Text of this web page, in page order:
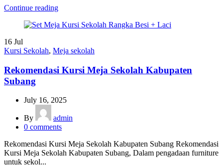
Continue reading
16 Jul
Kursi Sekolah, Meja sekolah
Rekomendasi Kursi Meja Sekolah Kabupaten
Subang
July 16, 2025
By
admin
0 comments
Rekomendasi Kursi Meja Sekolah Kabupaten Subang Rekomendasi
Kursi Meja Sekolah Kabupaten Subang, Dalam pengadaan furniture
untuk sekol...